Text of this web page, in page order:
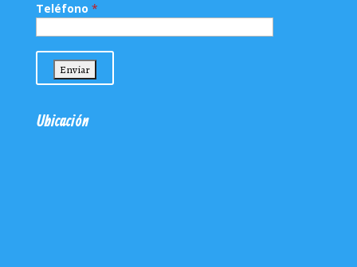
Teléfono *
Ubicación